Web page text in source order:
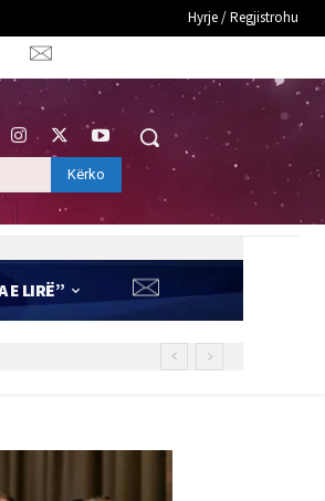
Hyrje / Regjistrohu
Kërko
E LIRË”